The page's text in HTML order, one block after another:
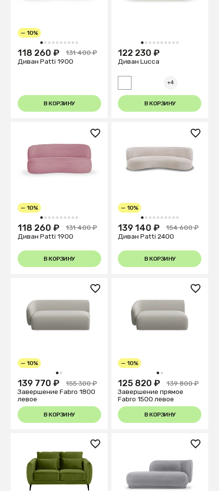
1 2 3 4 5 6 7 8 9 10
— 10%
118 260 ₽
131 400 ₽
Диван Patti 1900
В КОРЗИНУ
1 2 3 4 5 6 7 8 9 10
122 230 ₽
Диван Lucca
+4
В КОРЗИНУ
1 2 3 4 5 6 7 8 9 10
— 10%
118 260 ₽
131 400 ₽
Диван Patti 1900
В КОРЗИНУ
1 2 3 4 5 6 7 8 9 10
— 10%
139 140 ₽
154 600 ₽
Диван Patti 2400
В КОРЗИНУ
1 2
— 10%
139 770 ₽
155 300 ₽
Завершение Fabro 1800
левое
В КОРЗИНУ
1 2
— 10%
125 820 ₽
139 800 ₽
Завершение прямое
Fabro 1500 левое
В КОРЗИНУ